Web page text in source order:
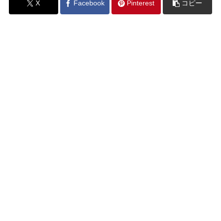
X Facebook Pinterest コピー